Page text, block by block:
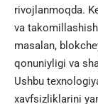
rivojlanmoqda.
va
masalan,
qonuniyligi va
Ushbu
xavfsizliklarini